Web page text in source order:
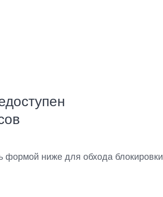
формой ниже для обхода блокировки